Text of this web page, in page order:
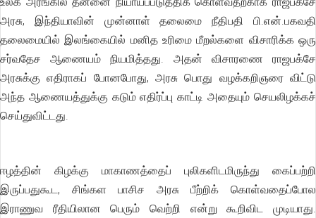
அரசு, இந்தியாவின் முன்னாள் தலைமை நீதிபதி பி.என்.பகவதி
தலைமையில் இலங்கையில் மனித உரிமை மீறல்களை விசாரிக்க ஒரு
சர்வதேச ஆணையம் நியமித்தது. அதன் விசாரணை ராஜபக்சே
அரசுக்கு எதிராகப் போனபோது, அரசு பொது வழக்கறிஞரை விட்டு
அந்த ஆணையத்துக்கு கடும் எதிர்ப்பு காட்டி அதையும் செயலிழக்கச்
செய்துவிட்டது.
ஈழத்தின் கிழக்கு மாகாணத்தைப் புலிகளிடமிருந்து கைப்பற்றி
இருப்பதுகூட, சிங்கள பாசிச அரசு பீற்றிக் கொள்வதைப்போல
இராணுவ ரீதியிலான பெரும் வெற்றி என்று கூறிவிட முடியாது.